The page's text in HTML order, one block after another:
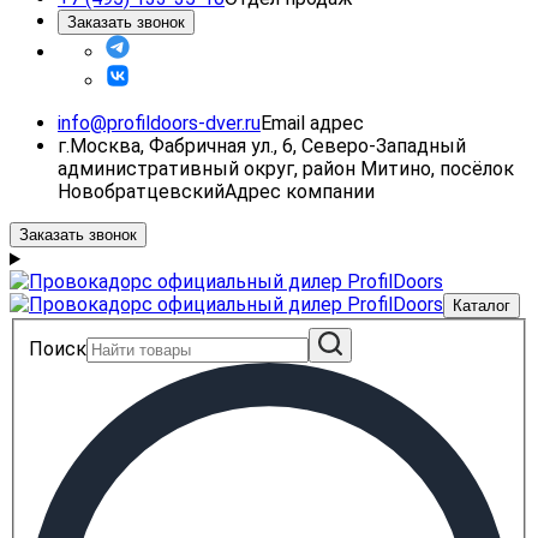
Заказать звонок
info@profildoors-dver.ruEmail адрес
г.Москва, Фабричная ул., 6, Северо-Западный
административный округ, район Митино, посёлок
НовобратцевскийАдрес компании
Заказать звонок
Каталог
Поиск